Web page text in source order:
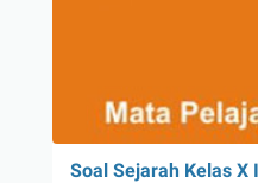
Soal Sejarah Kelas